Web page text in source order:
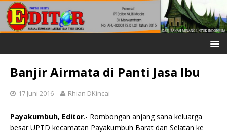
Banjir Airmata di Panti Jasa Ibu
17 Juni 2016 Rhian DKincai
Payakumbuh, Editor.- Rombongan anjang sana keluarga
besar UPTD kecamatan Payakumbuh Barat dan Selatan ke